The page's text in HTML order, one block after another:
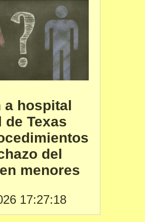
a hospital
de Texas
del
menores
17:27:18